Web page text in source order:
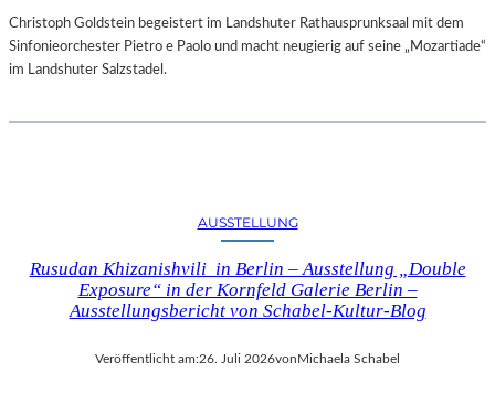
Christoph Goldstein begeistert im Landshuter Rathausprunksaal mit dem
Sinfonieorchester Pietro e Paolo und macht neugierig auf seine „Mozartiade“
im Landshuter Salzstadel.
AUSSTELLUNG
Rusudan Khizanishvili in Berlin – Ausstellung „Double
Exposure“ in der Kornfeld Galerie Berlin –
Ausstellungsbericht von Schabel-Kultur-Blog
Veröffentlicht am:26. Juli 2026vonMichaela Schabel